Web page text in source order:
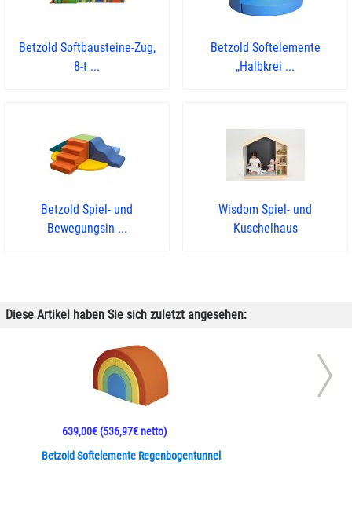
Betzold Softbausteine-Zug,
8-t ...
Betzold Softelemente
„Halbkrei ...
Betzold Spiel- und
Bewegungsin ...
Wisdom Spiel- und
Kuschelhaus
Diese Artikel haben Sie sich zuletzt angesehen:
Betzold Softelemente Regenbogentunnel
639,00€(536,97€ netto)